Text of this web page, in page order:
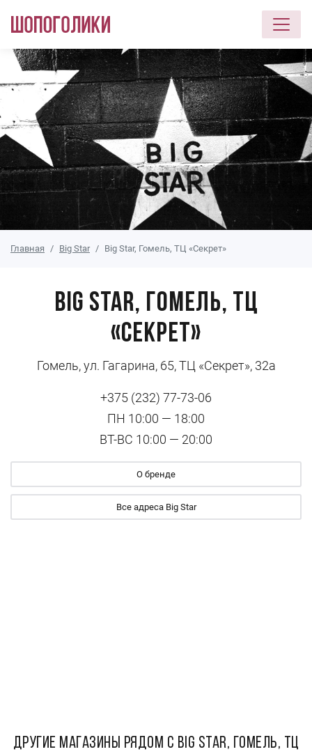
Перейти к основному содержанию
Главная Big Star Big Star, Гомель, ТЦ «Секрет»
Big Star, Гомель, ТЦ
«Секрет»
Гомель, ул. Гагарина, 65, ТЦ «Секрет», 32a
+375 (232) 77-73-06
ПН 10:00 — 18:00
ВТ-ВС 10:00 — 20:00
О бренде
Все адреса Big Star
ДРУГИЕ МАГАЗИНЫ РЯДОМ С Big Star, Гомель, ТЦ